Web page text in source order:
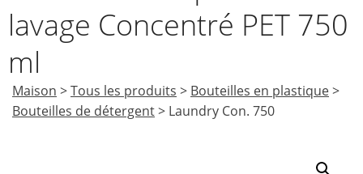
lavage Concentré PET 750
ml
Maison >Tous les produits > Bouteilles en plastique>
Bouteilles de détergent> Laundry Con. 750